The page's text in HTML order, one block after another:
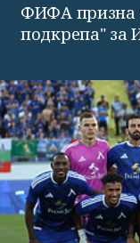
ФИФА призна
подкрепа" за